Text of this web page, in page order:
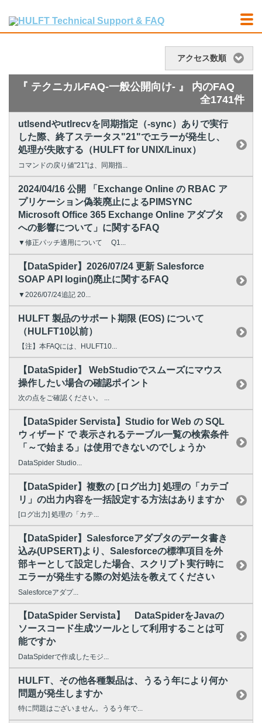
アクセス数順
『 テクニカルFAQ-一般公開向け- 』 内のFAQ
全1741件
utlsendやutlrecvを同期指定（-sync）ありで実行
した際、終了ステータス"21"でエラーが発生し、
処理が失敗する（HULFT for UNIX/Linux）
コマンドの戻り値"21"は、同期指...
2024/04/16 公開 「Exchange Online の RBAC ア
プリケーション偽装廃止によるPIMSYNC
Microsoft Office 365 Exchange Online アダプタ
への影響について」に関するFAQ
▼修正パッチ適用について Q1...
【DataSpider】2026/07/24 更新 Salesforce
SOAP API login()廃止に関するFAQ
▼2026/07/24追記 20...
HULFT 製品のサポート期限 (EOS) について
（HULFT10以前）
【注】本FAQには、HULFT10...
【DataSpider】 WebStudioでスムーズにマウス
操作したい場合の確認ポイント
次の点をご確認ください。 ...
【DataSpider Servista】Studio for Web の SQL
ウィザード で 表示されるテーブル一覧の検索条件
「～で始まる」は使用できないのでしょうか
DataSpider Studio...
【DataSpider】複数の [ログ出力] 処理の「カテゴ
リ」の出力内容を一括設定する方法はありますか
[ログ出力] 処理の「カテ...
【DataSpider】Salesforceアダプタのデータ書き
込み(UPSERT)より、Salesforceの標準項目を外
部キーとして設定した場合、スクリプト実行時に
エラーが発生する際の対処法を教えてください
Salesforceアダプ...
【DataSpider Servista】 DataSpiderをJavaの
ソースコード生成ツールとして利用することは可
能ですか
DataSpiderで作成したモジ...
HULFT、その他各種製品は、うるう年により何か
問題が発生しますか
特に問題はございません。うるう年で...